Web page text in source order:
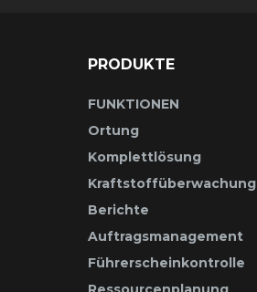
PRODUKTE
FUNKTIONEN
Ortung
Komplettlösung
Kraftstoffüberwachung
Berichte
Auftragsmanagement
Führerscheinkontrolle